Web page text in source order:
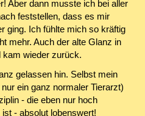
Aber dann musste ich bei aller
feststellen, dass es mir
ging. Ich fühlte mich so kräftig
mehr. Auch der alte Glanz in
kam wieder zurück.
gelassen hin. Selbst mein
ein ganz normaler Tierarzt)
- die eben nur hoch
- absolut lobenswert!